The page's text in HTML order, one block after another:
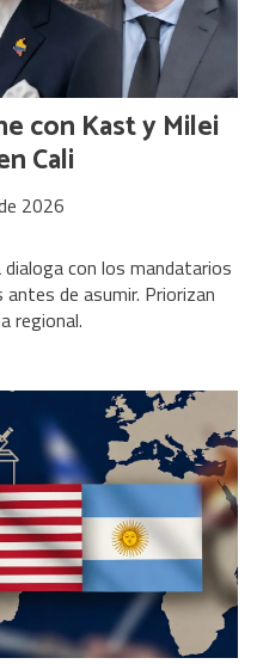
con Kast y Milei
Cali
2026
con los mandatarios
antes de asumir. Priorizan
regional.